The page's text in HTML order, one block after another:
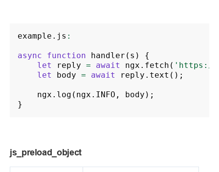
example . js :
async function handler ( s )
{
let
reply = await ngx . fetch ( 'https://
let
body = await reply . text ();
ngx . log ( ngx . INFO , body );
}
js_preload_object